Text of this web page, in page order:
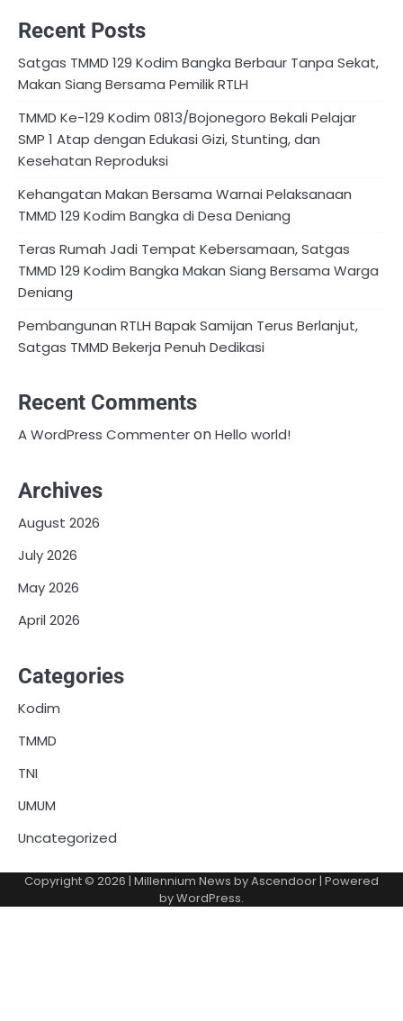
Recent Posts
Satgas TMMD 129 Kodim Bangka Berbaur Tanpa Sekat,
Makan Siang Bersama Pemilik RTLH
TMMD Ke-129 Kodim 0813/Bojonegoro Bekali Pelajar
SMP 1 Atap dengan Edukasi Gizi, Stunting, dan
Kesehatan Reproduksi
Kehangatan Makan Bersama Warnai Pelaksanaan
TMMD 129 Kodim Bangka di Desa Deniang
Teras Rumah Jadi Tempat Kebersamaan, Satgas
TMMD 129 Kodim Bangka Makan Siang Bersama Warga
Deniang
Pembangunan RTLH Bapak Samijan Terus Berlanjut,
Satgas TMMD Bekerja Penuh Dedikasi
Recent Comments
A WordPress CommenteronHello world!
Archives
August 2026
July 2026
May 2026
April 2026
Categories
Kodim
TMMD
TNI
UMUM
Uncategorized
Copyright © 2026 | Millennium News byAscendoor| Powered
byWordPress.